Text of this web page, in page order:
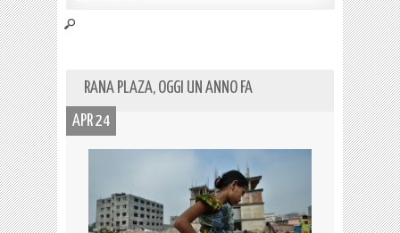
RANA PLAZA, OGGI UN ANNO FA
APR 24